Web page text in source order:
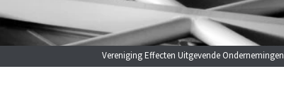
Vereniging Effecten Uitgevende Ondernemingen